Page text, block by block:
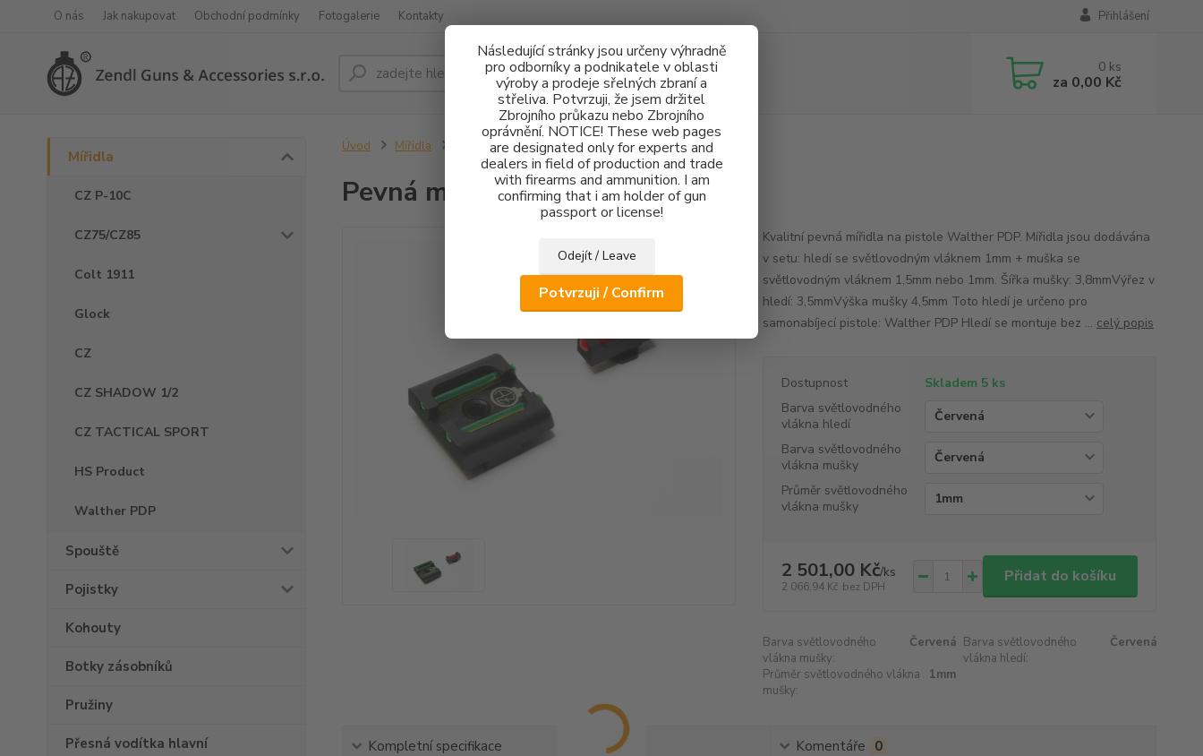
Následující stránky jsou určeny výhradně
pro odborníky a podnikatele v oblasti
výroby a prodeje sřelných zbraní a
střeliva. Potvrzuji, že jsem držitel
Zbrojního průkazu nebo Zbrojního
oprávnění. NOTICE! These web pages
are designated only for experts and
dealers in field of production and trade
with firearms and ammunition. I am
confirming that i am holder of gun
passport or license!
Odejít / Leave
Potvrzuji / Confirm
O nás Jak nakupovat Obchodní podmínky Fotogalerie Kontakty Přihlášení
Hledat 0 ks
za 0,00 Kč
Mířidla
CZ P-10C
CZ75/CZ85
Colt 1911
Glock
CZ
CZ SHADOW 1/2
CZ TACTICAL SPORT
HS Product
Walther PDP
Spouště
Pojistky
Kohouty
Botky zásobníků
Pružiny
Přesná vodítka hlavní
Úvod Mířidla Pevná mířidla Walther PDP FO
Pevná mířidla Walther PDP FO
Kvalitní pevná mířidla na pistole Walther PDP. Mířidla jsou dodávána
v setu: hledí se světlovodným vláknem 1mm + muška se
světlovodným vláknem 1,5mm nebo 1mm. Šířka mušky: 3,8mmVýřez v
hledí: 3,5mmVýška mušky 4,5mm Toto hledí je určeno pro
samonabíjecí pistole: Walther PDP Hledí se montuje bez ... celý popis
Dostupnost
Skladem 5 ks
Barva světlovodného
vlákna hledí
Barva světlovodného
vlákna mušky
Průměr světlovodného
vlákna mušky
2 501,00 Kč/ks
2 066,94 Kč bez DPH
Přidat do košíku
Barva světlovodného
vlákna mušky:
Červená Barva světlovodného
vlákna hledí:
Červená
Průměr světlovodného vlákna
mušky:
1mm
Kompletní specifikace Komentáře 0